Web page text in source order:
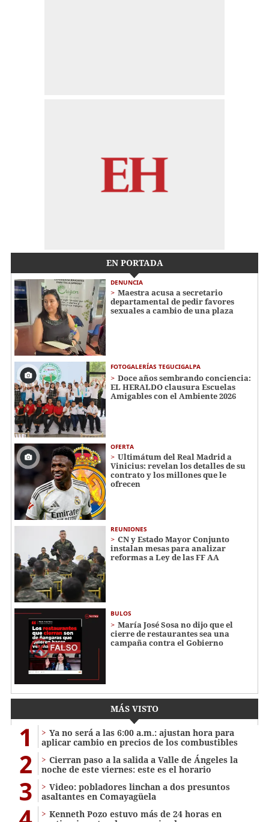
EN PORTADA
DENUNCIA
Maestra acusa a secretario
departamental de pedir favores
sexuales a cambio de una plaza
FOTOGALERÍAS TEGUCIGALPA
Doce años sembrando conciencia:
EL HERALDO clausura Escuelas
Amigables con el Ambiente 2026
OFERTA
Ultimátum del Real Madrid a
Vinicius: revelan los detalles de su
contrato y los millones que le
ofrecen
REUNIONES
CN y Estado Mayor Conjunto
instalan mesas para analizar
reformas a Ley de las FF AA
BULOS
María José Sosa no dijo que el
cierre de restaurantes sea una
campaña contra el Gobierno
MÁS VISTO
1
Ya no será a las 6:00 a.m.: ajustan hora para
aplicar cambio en precios de los combustibles
2
Cierran paso a la salida a Valle de Ángeles la
noche de este viernes: este es el horario
3
Video: pobladores linchan a dos presuntos
asaltantes en Comayagüela
Kenneth Pozo estuvo más de 24 horas en